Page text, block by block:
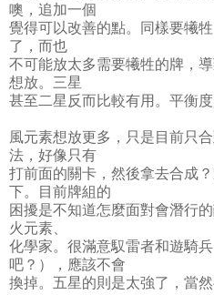
噢，追加一個
覺得可以改善的點。同樣要犧
了，而也
不可能放太多需要犧牲的牌，
想放。三星
甚至二星反而比較有用。平衡
風元素想放更多，只是目前只
法，好像只有
打前面的關卡，然後拿去合成
下。目前牌組的
困擾是不知道怎麼面對會潛行
火元素、
化學家。很滿意馭雷者和遊騎
吧？），應該不會
換掉。五星的則是太強了，當然